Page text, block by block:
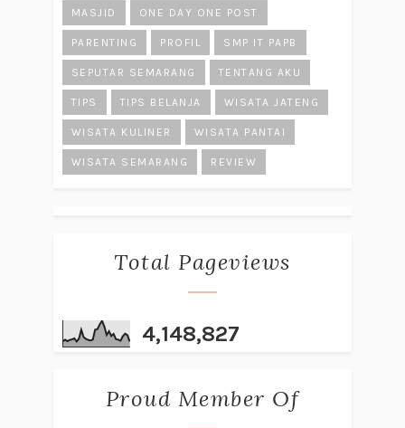
MASJID ONE DAY ONE POST
PARENTING PROFIL SMP IT PAPB
SEPUTAR SEMARANG TENTANG AKU
TIPS TIPS BELANJA WISATA JATENG
WISATA KULINER WISATA PANTAI
WISATA SEMARANG REVIEW
Total Pageviews
4,148,827
Proud Member Of